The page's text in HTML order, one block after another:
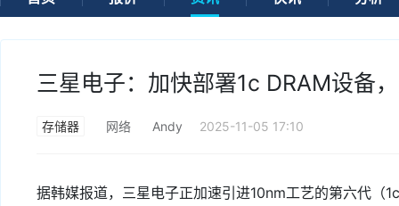
三星电子：加快部署1c DRAM设备
存储器 网络 Andy 2025-11-05 17:10
据韩媒报道，三星电子正加速引进10nm工艺的第六代（